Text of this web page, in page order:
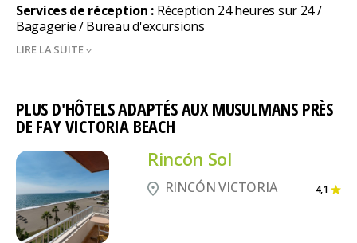
Services de réception : Réception 24 heures sur 24 /
Bagagerie / Bureau d'excursions
LIRE LA SUITE
PLUS D'HÔTELS ADAPTÉS AUX MUSULMANS PRÈS
DE FAY VICTORIA BEACH
Rincón Sol
RINCÓN VICTORIA 4,1